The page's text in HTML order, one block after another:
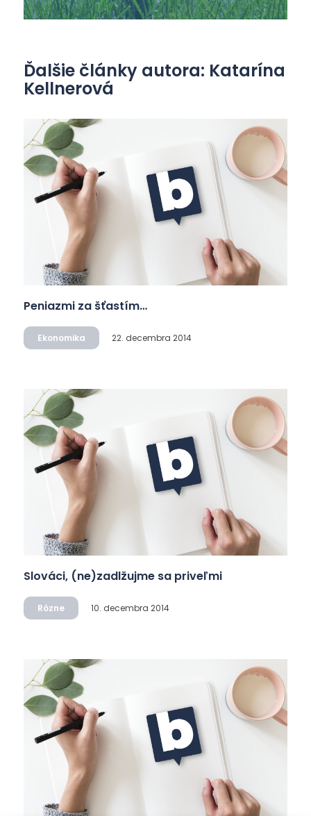
Ďalšie články autora: Katarína
Kellnerová
Peniazmi za šťastím…
Ekonomika 22. decembra 2014
Slováci, (ne)zadlžujme sa priveľmi
Rôzne 10. decembra 2014